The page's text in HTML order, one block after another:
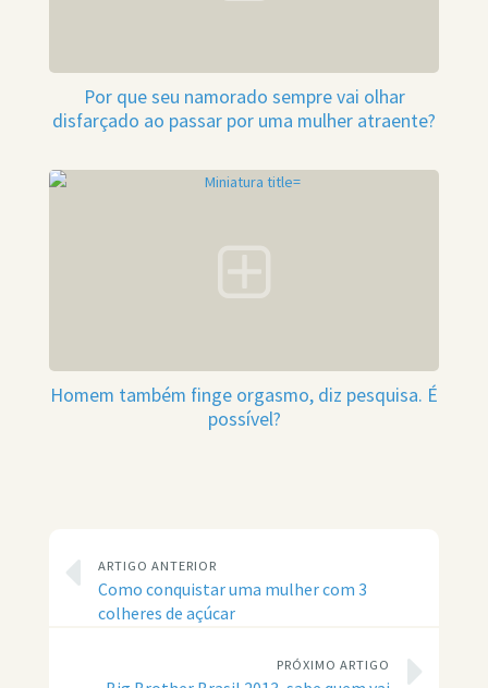
Por que seu namorado sempre vai olhar
disfarçado ao passar por uma mulher atraente?
Homem também finge orgasmo, diz pesquisa. É
possível?
ARTIGO ANTERIOR
Como conquistar uma mulher com 3
colheres de açúcar
PRÓXIMO ARTIGO